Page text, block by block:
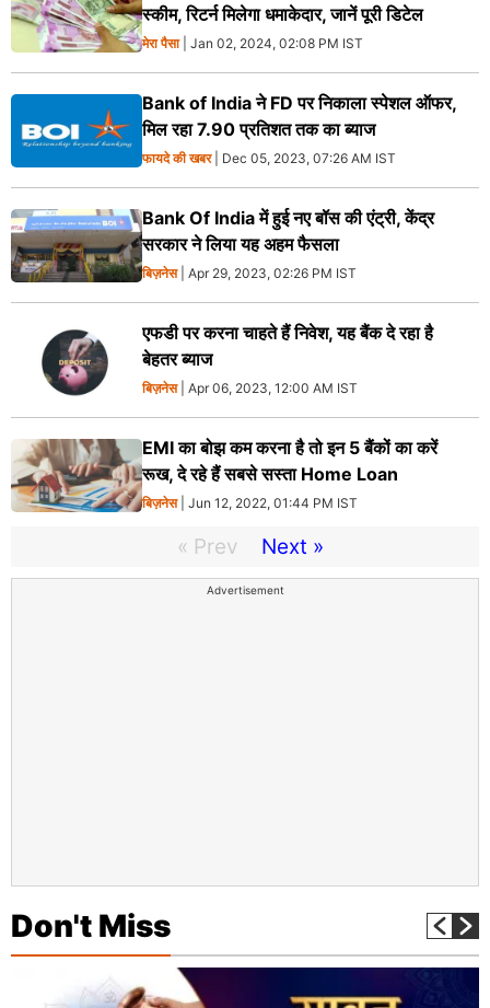
स्कीम, रिटर्न मिलेगा धमाकेदार, जानें पूरी डिटेल
मेरा पैसा| Jan 02, 2024, 02:08 PM IST
Bank of India ने FD पर निकाला स्पेशल ऑफर,
मिल रहा 7.90 प्रतिशत तक का ब्याज
फायदे की खबर| Dec 05, 2023, 07:26 AM IST
Bank Of India में हुई नए बॉस की एंट्री, केंद्र
सरकार ने लिया यह अहम फैसला
बिज़नेस| Apr 29, 2023, 02:26 PM IST
एफडी पर करना चाहते हैं निवेश, यह बैंक दे रहा है
बेहतर ब्याज
बिज़नेस| Apr 06, 2023, 12:00 AM IST
EMI का बोझ कम करना है तो इन 5 बैंकों का करें
रूख, दे रहे हैं सबसे सस्ता Home Loan
बिज़नेस| Jun 12, 2022, 01:44 PM IST
« Prev Next »
Advertisement
Don't Miss